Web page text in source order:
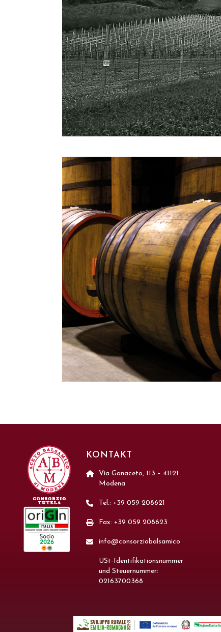
KONTAKT
Via Ganaceto, 113 – 41121
Modena
Tel.: +39 059 208621
Fax: +39 059 208623
info@consorziobalsamico
USt-Identifikationsnummer
und Steuernummer:
02163700368